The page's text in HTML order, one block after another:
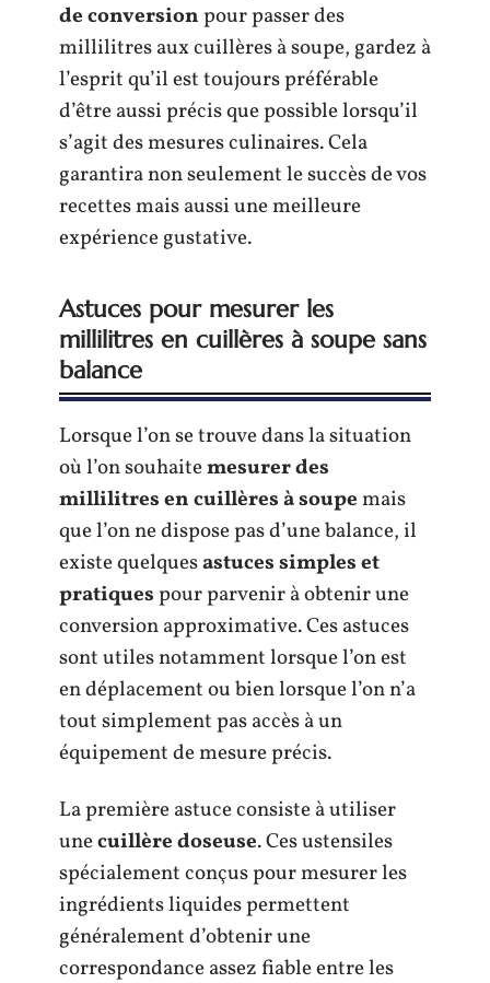
de conversionpour passer des
millilitres aux cuillères à soupe, gardez à
l’esprit qu’il est toujours préférable
d’être aussi précis que possible lorsqu’il
s’agit des mesures culinaires. Cela
garantira non seulement le succès de vos
recettes mais aussi une meilleure
expérience gustative.
Astuces pour mesurer les
millilitres en cuillères à soupe sans
balance
Lorsque l’on se trouve dans la situation
où l’on souhaitemesurer des
millilitres en cuillères à soupemais
que l’on ne dispose pas d’une balance, il
existe quelquesastuces simples et
pratiquespour parvenir à obtenir une
conversion approximative. Ces astuces
sont utiles notamment lorsque l’on est
en déplacement ou bien lorsque l’on n’a
tout simplement pas accès à un
équipement de mesure précis.
La première astuce consiste à utiliser
unecuillère doseuse. Ces ustensiles
spécialement conçus pour mesurer les
ingrédients liquides permettent
généralement d’obtenir une
correspondance assez fiable entre les